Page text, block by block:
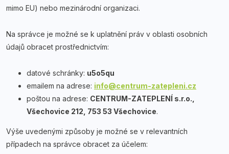
mimo EU) nebo mezinárodní organizaci.
Na správce je možné se k uplatnění práv v oblasti osobních
údajů obracet prostřednictvím:
datové schránky: u5o5qu
emailem na adrese: info@centrum-zatepleni.cz
poštou na adrese: CENTRUM-ZATEPLENÍ s.r.o.,
Všechovice 212, 753 53 Všechovice.
Výše uvedenými způsoby je možné se v relevantních
případech na správce obracet za účelem: